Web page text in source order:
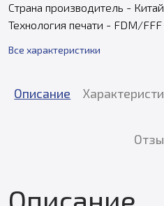
Страна производитель - Китай
Технология печати - FDM/FFF
Все характеристики
Описание